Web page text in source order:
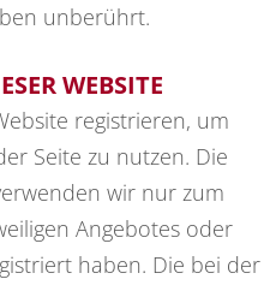
unberührt.
WEBSITE
registrieren, um
Seite zu nutzen. Die
wir nur zum
Angebotes oder
haben. Die bei der